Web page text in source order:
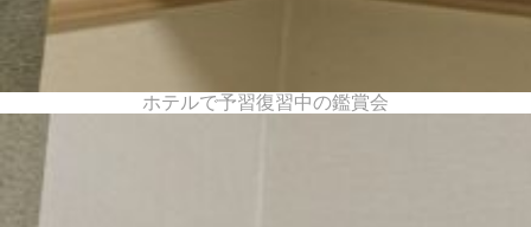
ホテルで予習復習中の鑑賞会